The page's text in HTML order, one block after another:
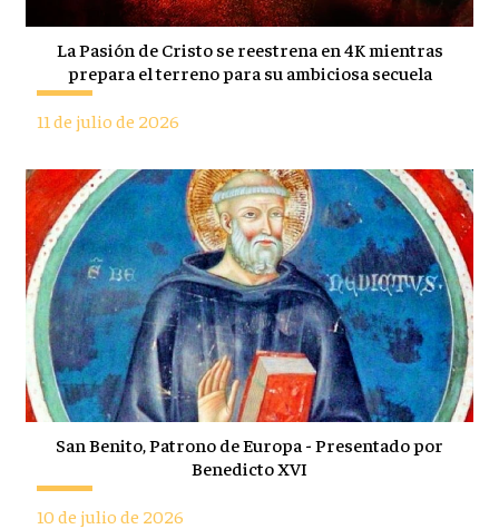
La Pasión de Cristo se reestrena en 4K mientras
prepara el terreno para su ambiciosa secuela
11 de julio de 2026
San Benito, Patrono de Europa - Presentado por
Benedicto XVI
10 de julio de 2026